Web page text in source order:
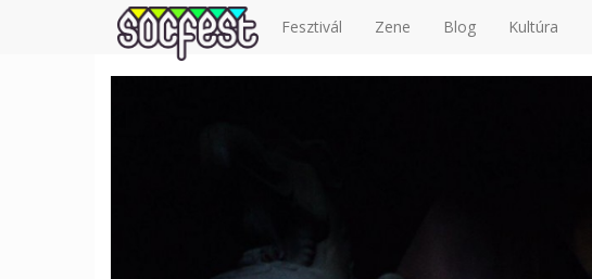
Fesztivál Zene Blog Kultúra